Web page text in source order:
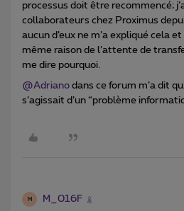
processus doit être recommencé;
collaborateurs chez Proximus
aucun d’eux ne m’a expliqué cela
même raison de l’attente de
me dire pourquoi.
@Adriano dans ce forum m’a dit
s’agissait d’un “problème
M M_016F